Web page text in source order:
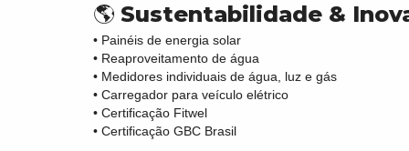
🌎 Sustentabilidade &
• Painéis de energia solar
• Reaproveitamento de água
• Medidores individuais de água, luz e gás
• Carregador para veículo elétrico
• Certificação Fitwel
• Certificação GBC Brasil